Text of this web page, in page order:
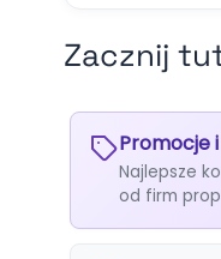
Zacznij
Promocje i
Najlepsze
od firm